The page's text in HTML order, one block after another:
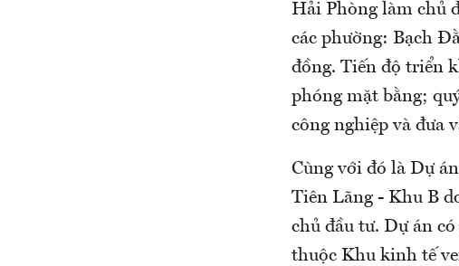
Hải Phòng làm chủ
các phường: Bạch
đồng. Tiến độ triển
phóng mặt bằng;
công nghiệp và đưa
Cùng với đó là Dự
Tiên Lãng - Khu B
chủ đầu tư. Dự án
thuộc Khu kinh tế